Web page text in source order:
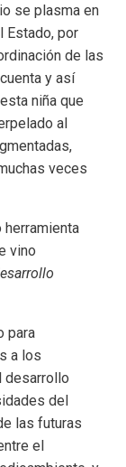
se plasma en
Estado, por
de las
y así
niña que
al
veces
vino
para
a los
desarrollo
del
las futuras
el